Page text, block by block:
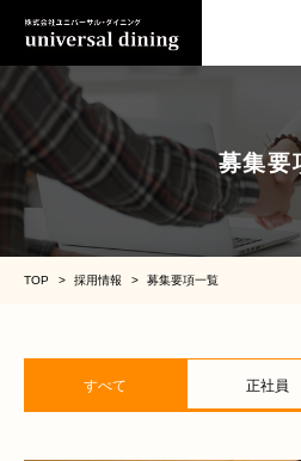
募集要
TOP 採用情報 募集要項一覧
すべて 正社員